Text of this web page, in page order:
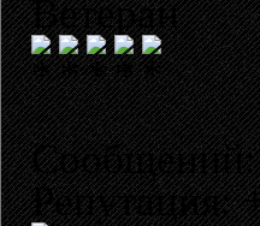
Ветеран
Сообщений:
Репутация: